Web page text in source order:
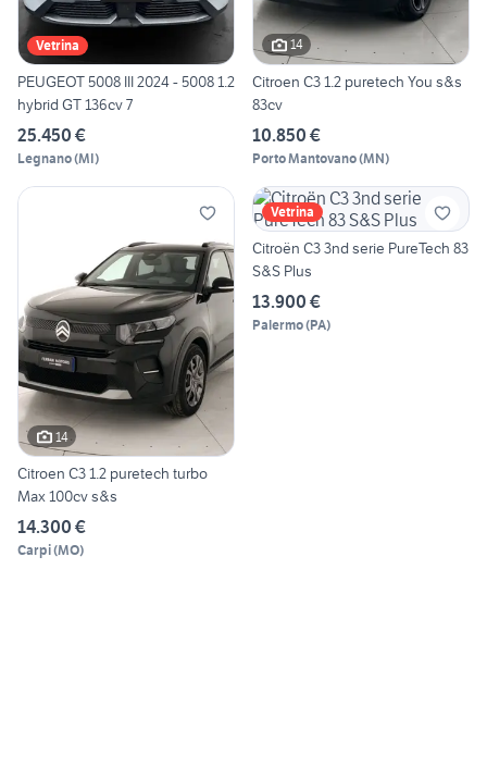
Vetrina
PEUGEOT 5008 III 2024 - 5008 1.2
hybrid GT 136cv 7
25.450 €
Legnano(MI)
14
Citroen C3 1.2 puretech You s&s
83cv
10.850 €
Porto Mantovano(MN)
14
Citroen C3 1.2 puretech turbo
Max 100cv s&s
14.300 €
Carpi(MO)
Vetrina
Citroën C3 3nd serie PureTech 83
S&S Plus
13.900 €
Palermo(PA)